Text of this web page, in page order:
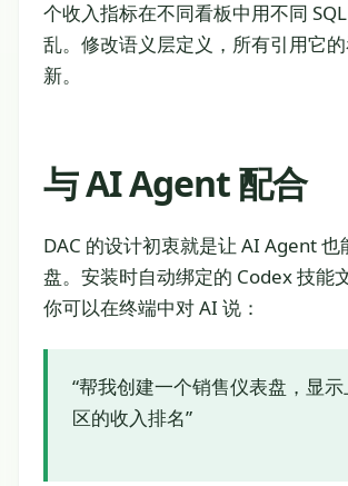
个收入指标在不同看板中用不同
乱。修改语义层定义，所有引用它
新。
与 AI Agent 配合
DAC 的设计初衷就是让 AI Agent 也
盘。安装时自动绑定的 Codex 技能
你可以在终端中对 AI 说：
“帮我创建一个销售仪表盘，显
区的收入排名”